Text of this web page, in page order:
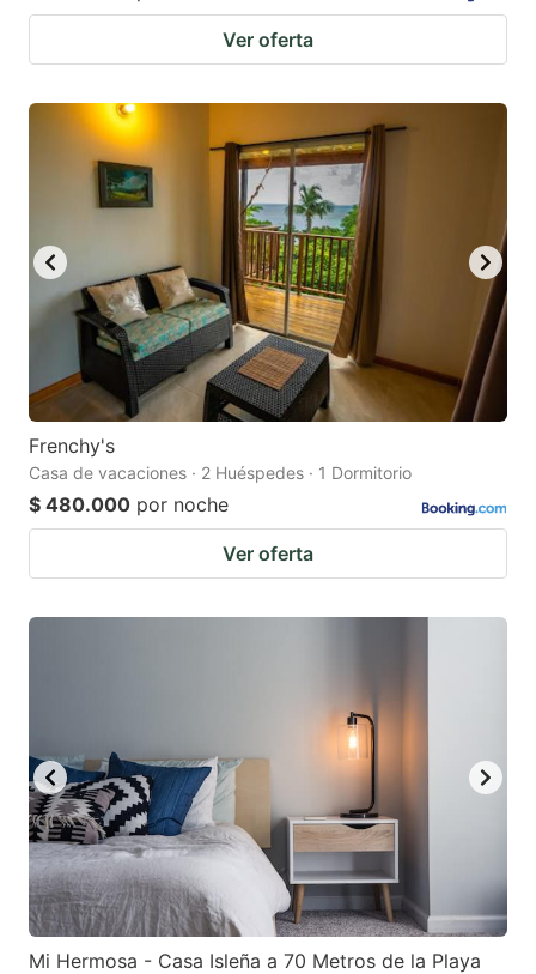
Ver oferta
Frenchy's
Casa de vacaciones · 2 Huéspedes · 1 Dormitorio
$ 480.000 por noche
Ver oferta
Mi Hermosa - Casa Isleña a 70 Metros de la Playa